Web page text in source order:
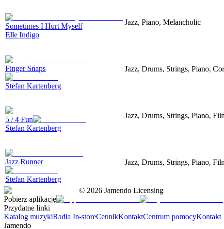
Sometimes I Hurt Myself
Elle Indigo
Jazz, Piano, Melancholic
Finger Snaps
Stefan Kartenberg
Jazz, Drums, Strings, Piano,
5 / 4 Fun
Stefan Kartenberg
Jazz, Drums, Strings, Piano,
Jazz Runner
Stefan Kartenberg
Jazz, Drums, Strings, Piano,
© 2026 Jamendo Licensing
Pobierz aplikację
Przydatne linki
Katalog muzykiRadia In-storeCennikKontaktCentrum pomocyKontakt
Jamendo